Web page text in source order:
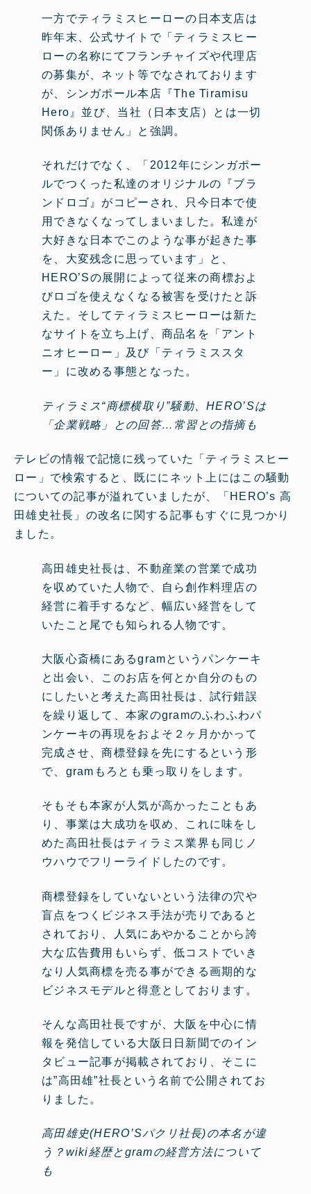
一方でティラミスヒーローの日本支店は
昨年末、公式サイトで「ティラミスヒー
ローの名称にてフランチャイズや代理店
の募集が、ネット等でなされております
が、シンガポール本店『The Tiramisu
Hero』並び、当社（日本支店）とは一切
関係ありません」と強調。
それだけでなく、「2012年にシンガポー
ルでつくった私達のオリジナルの『ブラ
ンドロゴ』がコピーされ、只今日本で使
用できなくなってしまいました。私達が
大好きな日本でこのような事が起きた事
を、大変残念に思っています」と、
HERO’Sの展開によって従来の商標およ
びロゴを使えなくなる被害を受けたと訴
えた。そしてティラミスヒーローは新た
なサイトを立ち上げ、商品名を「アント
ニオヒーロー」及び「ティラミススタ
ー」に改める事態となった。
ティラミス“商標横取り”騒動、HERO’Sは
「企業戦略」との回答…常習との指摘も
テレビの情報で記憶に残っていた「ティラミスヒー
ロー」で検索すると、既ににネット上にはこの騒動
についての記事が溢れていましたが、「HERO’s 高
田雄史社長」の改名に関する記事もすぐに見つかり
ました。
高田雄史社長は、不動産業の営業で成功
を収めていた人物で、自ら創作料理店の
経営に着手するなど、幅広い経営をして
いたこと尾でも知られる人物です。
大阪心斎橋にあるgramというパンケーキ
と出会い、このお店を何とか自分のもの
にしたいと考えた高田社長は、試行錯誤
を繰り返して、本家のgramのふわふわパ
ンケーキの再現をおよそ２ヶ月かかって
完成させ、商標登録を先にするという形
で、gramもろとも乗っ取りをします。
そもそも本家が人気が高かったこともあ
り、事業は大成功を収め、これに味をし
めた高田社長はティラミス業界も同じノ
ウハウでフリーライドしたのです。
商標登録をしていないという法律の穴や
盲点をつくビジネス手法が売りであると
されており、人気にあやかることから誇
大な広告費用もいらず、低コストでいき
なり人気商標を売る事ができる画期的な
ビジネスモデルと得意としております。
そんな高田社長ですが、大阪を中心に情
報を発信している大阪日日新聞でのイン
タビュー記事が掲載されており、そこに
は”高田雄”社長という名前で公開されてお
りました。
高田雄史(HERO’Sパクリ社長)の本名が違
う？wiki経歴とgramの経営方法について
も